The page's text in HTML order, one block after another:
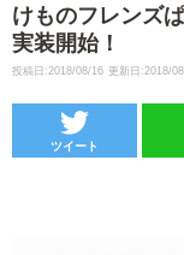
けものフレンズ
実装開始！
投稿日:2018/08/16 更新日:2018/
ツイート